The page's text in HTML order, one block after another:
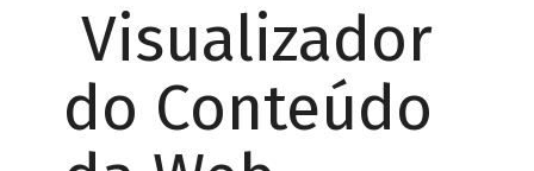
Visualizador
do Conteúdo